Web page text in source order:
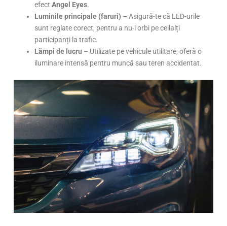
efectAngel Eyes.
Luminile principale (faruri) – Asigură-te că LED-urile
sunt reglate corect, pentru a nu-i orbi pe ceilalți
participanți la trafic.
Lămpi de lucru – Utilizate pe vehicule utilitare, oferă o
iluminare intensă pentru muncă sau teren accidentat.